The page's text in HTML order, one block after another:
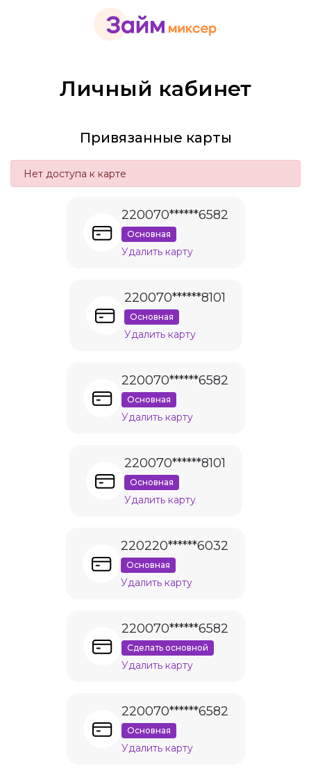
Личный кабинет
Привязанные карты
Нет доступа к карте
220070******6582
Основная
Удалить карту
220070******8101
Основная
Удалить карту
220070******6582
Основная
Удалить карту
220070******8101
Основная
Удалить карту
220220******6032
Основная
Удалить карту
220070******6582
Сделать основной
Удалить карту
220070******6582
Основная
Удалить карту